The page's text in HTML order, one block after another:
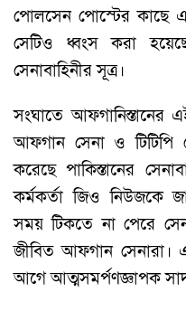
পোলসেন পোস্টের কাছে
সেটিও ধ্বংস করা
সেনাবাহিনীর সূত্র।
সংঘাতে
আফগান সেনা ও টিটিপি
করেছে পাকিস্তানের
কর্মকর্তা জিও নিউজকে
সময় টিকতে না পেরে
জীবিত আফগান সেনারা।
আগে আত্মসমর্পণজ্ঞাপক